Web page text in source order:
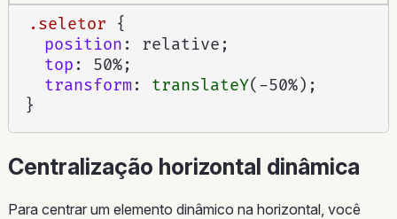
.seletor
{
position : relative ;
top : 50%;
transform: translateY( -50%) ;
}
Centralização horizontal dinâmica
Para centrar um elemento dinâmico na horizontal, você